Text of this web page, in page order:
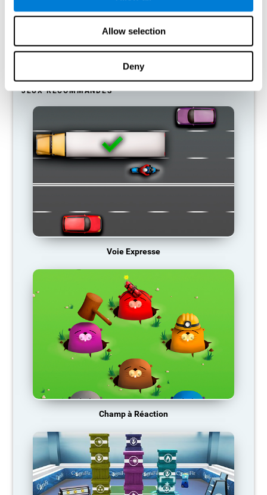
Allow selection
Deny
donc tendance à éliminer les connexions inutilisées. Ainsi, si une
compétence cognitive n'est pas utilisée normalement, le cerveau
ne fournit pas de ressources pour ce schéma d'activation
alors moins capables d'utiliser cette fonction cognitive, ce qui
nous rend moins efficaces dans nos activités quotidiennes.
JEUX RECOMMANDÉS
Voie Expresse
Champ à Réaction